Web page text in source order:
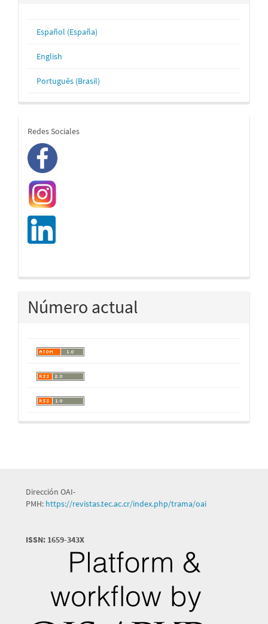
Español (España)
English
Português (Brasil)
redes
Redes Sociales
Número actual
Dirección OAI-
PMH: https://revistas.tec.ac.cr/index.php/trama/oai
ISSN: 1659-343X